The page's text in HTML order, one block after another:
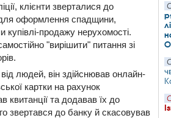
клієнти зверталися до
для оформлення спадщини,
купівлі-продажу нерухомості.
"вирішити" питання зі
людей, він здійснював онлайн-
картки на рахунок
квитанції та додавав їх до
звертався до банку й скасовував